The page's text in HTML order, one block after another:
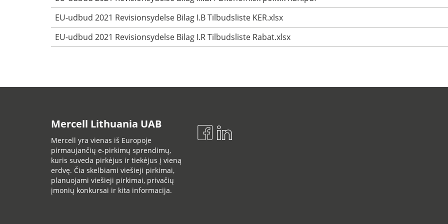
EU-udbud 2021 Revisionsydelse Bilag I.B Tilbudsliste KER.xlsx
EU-udbud 2021 Revisionsydelse Bilag I.R Tilbudsliste Rabat.xlsx
Mercell Lithuania UAB
Mercell yra vienas iš Europoje
pirmaujančių e-pirkimų sprendimų,
kuris suveda pirkėjus ir tiekėjus į vieną
erdvę. Čia skelbiami viešieji pirkimai,
planuojami viešieji pirkimai, privačių
įmonių konkursai ir kita informacija.